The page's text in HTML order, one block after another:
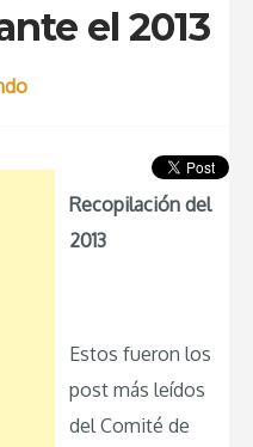
el 2013
Recopilación del
2013
Estos fueron los
post más leídos
del Comité de